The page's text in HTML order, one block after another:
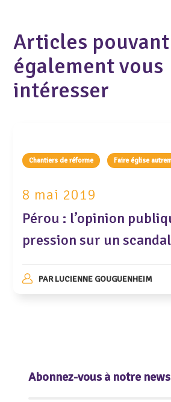
Articles pouvant
également vous
intéresser
Chantiers de réforme Faire église
8 mai 2019
Pérou : l’opinion
pression sur un
PARLUCIENNE GOUGUENHEIM
Abonnez-vous à notre